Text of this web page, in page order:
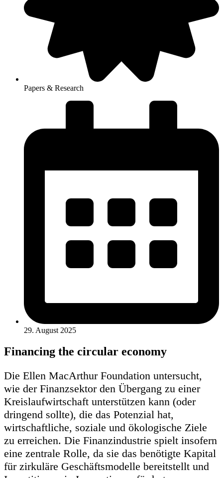
Papers & Research
29. August 2025
Financing the circular economy
Die Ellen MacArthur Foundation untersucht,
wie der Finanzsektor den Übergang zu einer
Kreislaufwirtschaft unterstützen kann (oder
dringend sollte), die das Potenzial hat,
wirtschaftliche, soziale und ökologische Ziele
zu erreichen. Die Finanzindustrie spielt insofern
eine zentrale Rolle, da sie das benötigte Kapital
für zirkuläre Geschäftsmodelle bereitstellt und